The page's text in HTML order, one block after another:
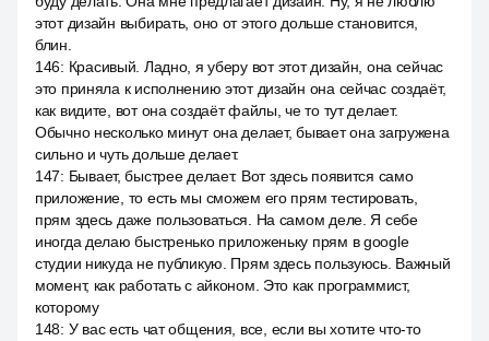
этот дизайн выбирать, оно от этого дольше становится,
блин.
146: Красивый. Ладно, я уберу вот этот дизайн, она сейчас
это приняла к исполнению этот дизайн она сейчас создаёт,
как видите, вот она создаёт файлы, че то тут делает.
Обычно несколько минут она делает, бывает она загружена
сильно и чуть дольше делает.
147: Бывает, быстрее делает. Вот здесь появится само
приложение, то есть мы сможем его прям тестировать,
прям здесь даже пользоваться. На самом деле. Я себе
иногда делаю быстренько приложеньку прям в google
студии никуда не публикую. Прям здесь пользуюсь. Важный
момент, как работать с айконом. Это как программист,
которому
148: У вас есть чат общения, все, если вы хотите что-то